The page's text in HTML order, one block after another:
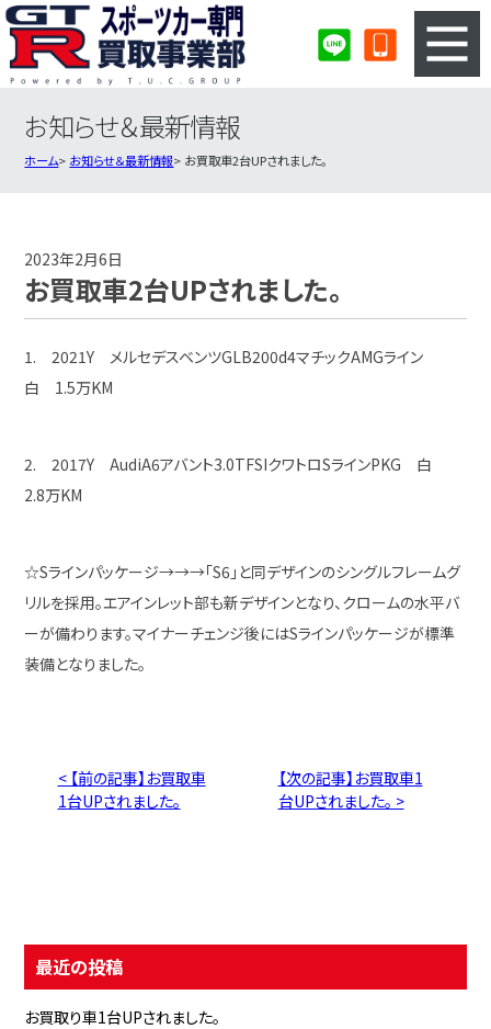
3ステップのカンタン査定
スポーツカー買取実績
お知らせ＆最新情報
ホーム お知らせ＆最新情報 お買取車2台UPされました。
2023年2月6日
お買取車2台UPされました。
1. 2021Y メルセデスベンツGLB200d4マチックAMGライン
白 1.5万KM
2. 2017Y AudiA6アバント3.0TFSIクワトロSラインPKG 白
2.8万KM
☆Sラインパッケージ→→→「S6」と同デザインのシングルフレームグ
リルを採用。エアインレット部も新デザインとなり、クロームの水平バ
ーが備わります。マイナーチェンジ後にはSラインパッケージが標準
装備となりました。
< 【前の記事】お買取車
1台UPされました。
【次の記事】お買取車1
台UPされました。 >
最近の投稿
お買取り車1台UPされました。